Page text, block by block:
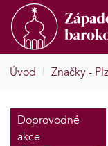
Úvod | Značky -
Doprovodné
akce